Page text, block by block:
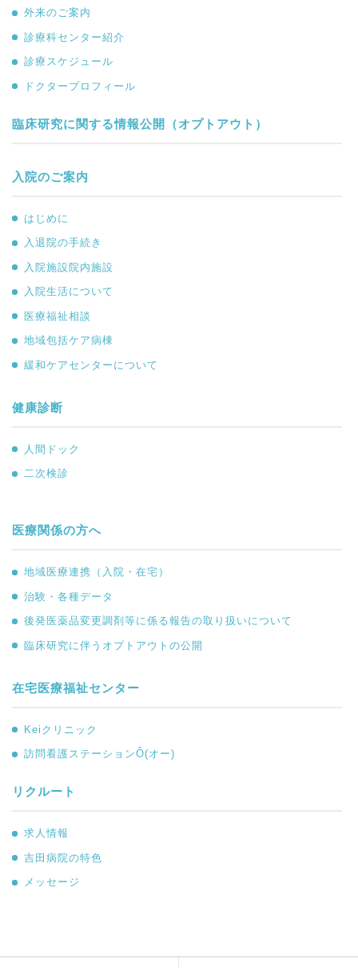
外来のご案内
診療科センター紹介
診療スケジュール
ドクタープロフィール
臨床研究に関する情報公開（オプトアウト）
入院のご案内
はじめに
入退院の手続き
入院施設院内施設
入院生活について
医療福祉相談
地域包括ケア病棟
緩和ケアセンターについて
健康診断
人間ドック
二次検診
医療関係の方へ
地域医療連携（入院・在宅）
治験・各種データ
後発医薬品変更調剤等に係る報告の取り扱いについて
臨床研究に伴うオプトアウトの公開
在宅医療福祉センター
Keiクリニック
訪問看護ステーションÔ(オー)
リクルート
求人情報
吉田病院の特色
メッセージ